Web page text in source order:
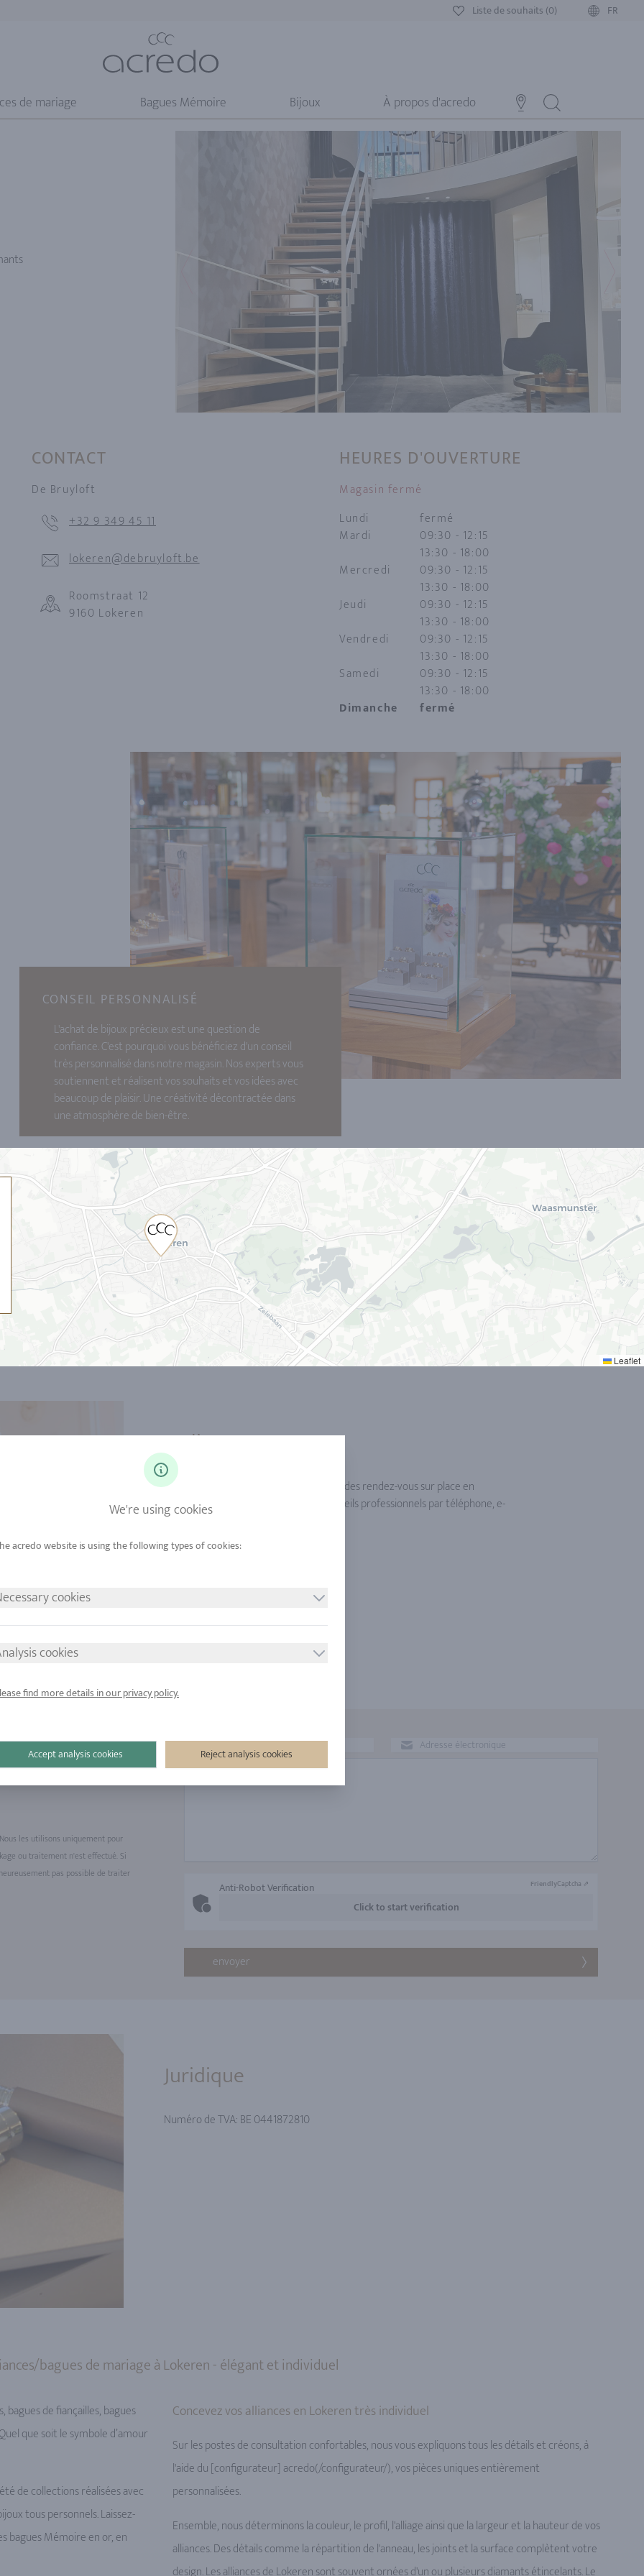
Liste de souhaits (0) FR
de mariage Bagues Mémoire Bijoux À propos d'acredo
CONTACT
De Bruyloft
+32 9 349 45 11
lokeren@debruyloft.be
Roomstraat 12
9160 Lokeren
HEURES D'OUVERTURE
Magasin fermé
Lundi
fermé
Mardi
09:30 - 12:15
13:30 - 18:00
Mercredi
09:30 - 12:15
13:30 - 18:00
Jeudi
09:30 - 12:15
13:30 - 18:00
Vendredi
09:30 - 12:15
13:30 - 18:00
Samedi
09:30 - 12:15
13:30 - 18:00
Dimanche
fermé
CONSEIL PERSONNALISÉ
L'achat de bijoux précieux est une question de
confiance. C'est pourquoi vous bénéficiez d'un conseil
très personnalisé dans notre magasin. Nos experts vous
soutiennent et réalisent vos souhaits et vos idées avec
beaucoup de plaisir. Une créativité décontractée dans
une atmosphère de bien-être.
Leaflet
En ligne
Tout simplement bien conseillé... en plus des rendez-vous sur place en
boutique, nous vous proposons des conseils professionnels par téléphone, e-
mail ou chat.
Prendre rendez-vous
les utilisons uniquement pour
ou traitement n'est effectué. Si
pas possible de traiter
Anti-Robot Verification
Click to start verification
FriendlyCaptcha ⇗
envoyer
Juridique
Numéro de TVA: BE 0441872810
bagues de mariage à Lokeren - élégant et individuel
de fiançailles, bagues
que soit le symbole d’amour
de collections réalisées avec
tous personnels. Laissez-
bagues Mémoire en or, en
Concevez vos alliances en Lokeren très individuel
Sur les postes de consultation confortables, nous vous expliquons tous les détails et créons, à
l'aide du [configurateur] acredo(/configurateur/), vos pièces uniques entièrement
personnalisées.
Ensemble, nous déterminons la couleur, le profil, l'alliage ainsi que la largeur et la hauteur de vos
alliances. Des détails comme la répartition de l'anneau, les joints et la surface complètent votre
We're using cookies
cookies
cookies
find more details in our privacy policy.
Reject analysis cookies
Accept analysis cookies